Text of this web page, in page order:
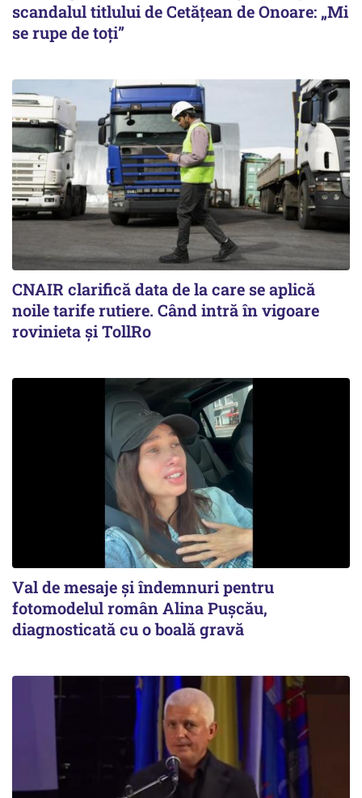
scandalul titlului de Cetățean de Onoare: „Mi
se rupe de toți”
CNAIR clarifică data de la care se aplică
noile tarife rutiere. Când intră în vigoare
rovinieta și TollRo
Val de mesaje și îndemnuri pentru
fotomodelul român Alina Pușcău,
diagnosticată cu o boală gravă